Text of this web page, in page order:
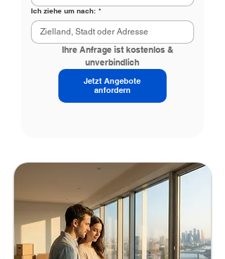
Ich ziehe um nach: *
      Ihre Anfrage ist kostenlos &
unverbindlich
Jetzt Angebote
anfordern